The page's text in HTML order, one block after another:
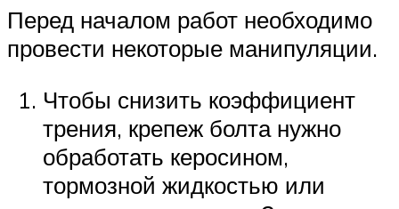
Перед началом работ необходимо
провести некоторые манипуляции.
Чтобы снизить коэффициент
трения, крепеж болта нужно
обработать керосином,
тормозной жидкостью или